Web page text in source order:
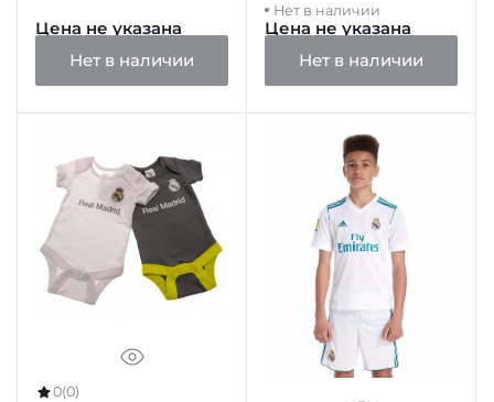
Цена не указана
Нет в наличии
Нет в наличии
Цена не указана
Нет в наличии
0(0)